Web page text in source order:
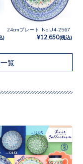
)
24cmプレート No.U4-2567
¥12,650(税込)
覧